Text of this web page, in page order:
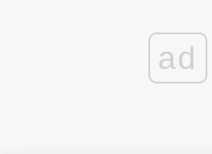
ad